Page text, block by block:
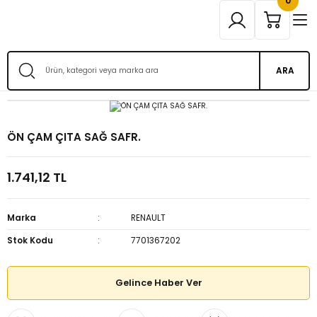
ARA
ÖN ÇAM ÇITA SAĞ SAFR.
1.741,12 TL
Marka
RENAULT
Stok Kodu
7701367202
Gelince Haber Ver